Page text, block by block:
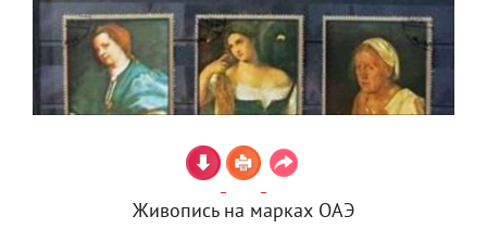
Живопись на марках ОАЭ